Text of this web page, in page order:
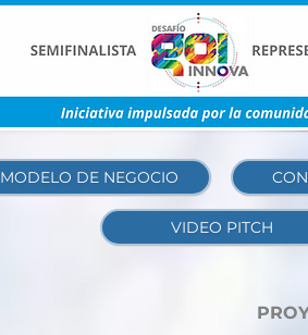
MODELO DE NEGOCIO
VIDEO PITCH